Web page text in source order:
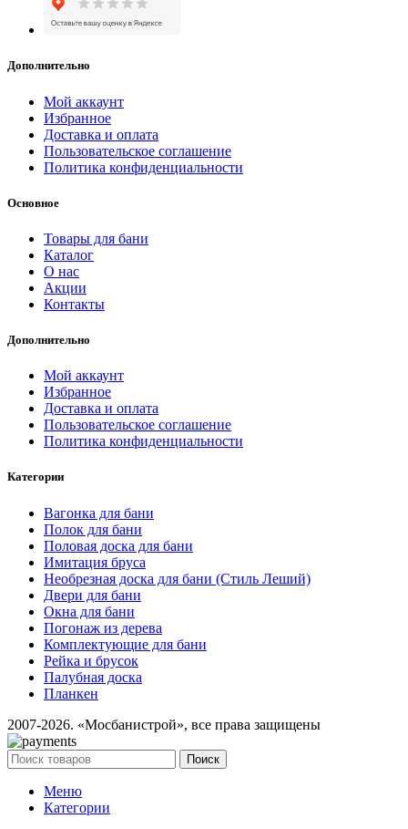
Дополнительно
Мой аккаунт
Избранное
Доставка и оплата
Пользовательское соглашение
Политика конфиденциальности
Основное
Товары для бани
Каталог
О нас
Акции
Контакты
Дополнительно
Мой аккаунт
Избранное
Доставка и оплата
Пользовательское соглашение
Политика конфиденциальности
Категории
Вагонка для бани
Полок для бани
Половая доска для бани
Имитация бруса
Необрезная доска для бани (Стиль Леший)
Двери для бани
Окна для бани
Погонаж из дерева
Комплектующие для бани
Рейка и брусок
Палубная доска
Планкен
2007-2026. «Мосбанистрой», все права защищены
Поиск
Меню
Категории